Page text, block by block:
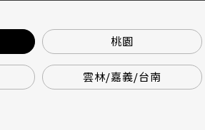
桃園
雲林/嘉義/台南